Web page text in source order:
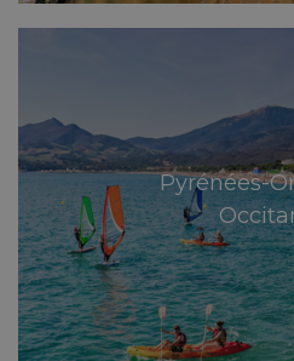
Pyrénées-